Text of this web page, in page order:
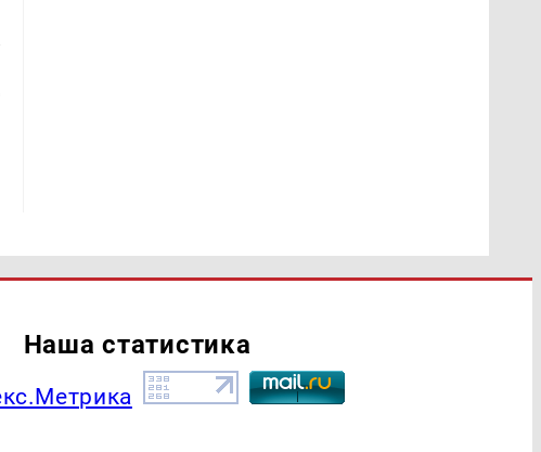
Наша статистика